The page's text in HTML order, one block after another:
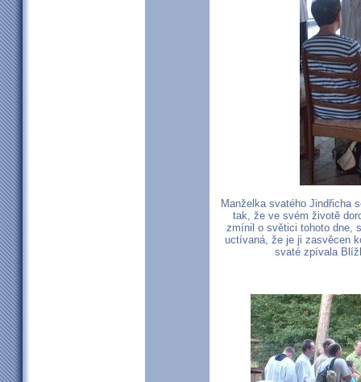
Manželka svatého Jindřicha
tak, že ve svém životě
zmínil o světici tohoto dne,
uctívaná, že je ji zasvěcen
svaté zpívala